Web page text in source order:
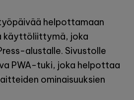
helpottamaan
käyttöliittymä, joka
alustalle. Sivustolle
PWA-tuki, joka helpottaa
ominaisuuksien